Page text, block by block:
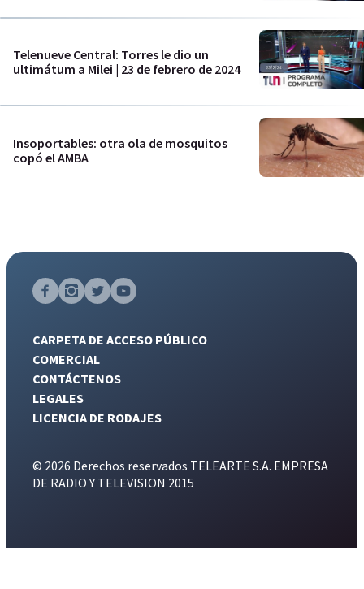
Telenueve Central: Torres le dio un
ultimátum a Milei | 23 de febrero de 2024
Insoportables: otra ola de mosquitos
copó el AMBA
CARPETA DE ACCESO PÚBLICO
COMERCIAL
CONTÁCTENOS
LEGALES
LICENCIA DE RODAJES
© 2026 Derechos reservados TELEARTE S.A. EMPRESA
DE RADIO Y TELEVISION 2015